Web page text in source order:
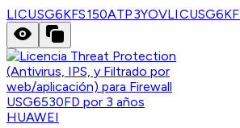
LICUSG6KFS150ATP3YOV
HUAWEI